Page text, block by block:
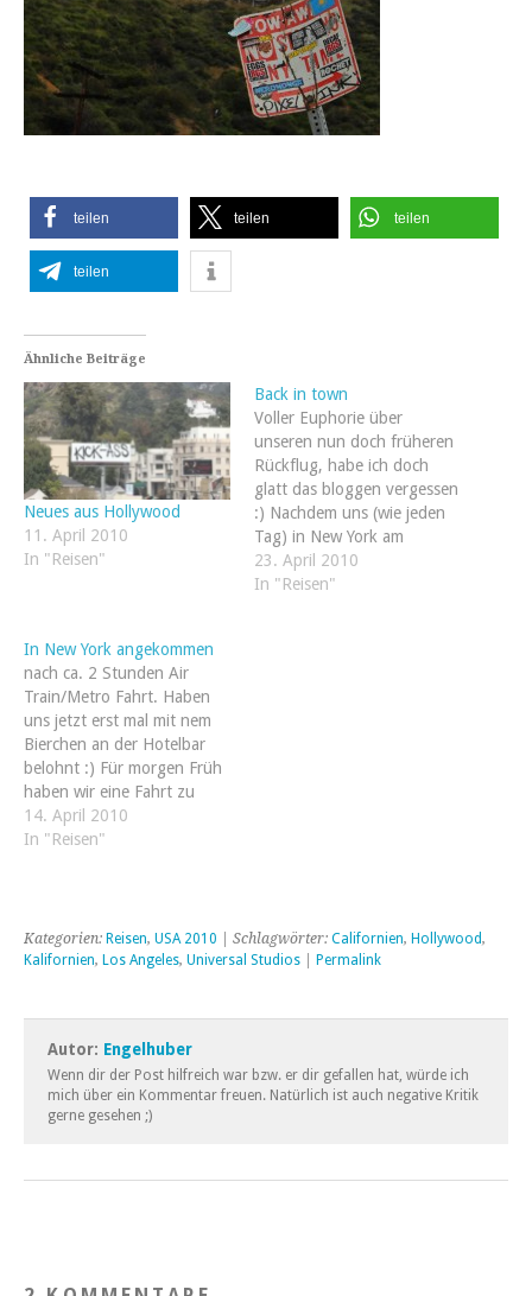
teilen teilen teilen
teilen
Ähnliche Beiträge
Neues aus Hollywood
11. April 2010
In "Reisen"
Back in town
Voller Euphorie über
unseren nun doch früheren
Rückflug, habe ich doch
glatt das bloggen vergessen
:) Nachdem uns (wie jeden
Tag) in New York am
Flughafen gesagt wurde
dass alle früheren Flüge
23. April 2010
In "Reisen"
In New York angekommen
nach ca. 2 Stunden Air
Train/Metro Fahrt. Haben
uns jetzt erst mal mit nem
Bierchen an der Hotelbar
belohnt :) Für morgen Früh
haben wir eine Fahrt zu
Liberty Island geplant.
Cheers
14. April 2010
In "Reisen"
Kategorien: Reisen, USA 2010 | Schlagwörter: Californien, Hollywood,
Kalifornien, Los Angeles, Universal Studios Permalink
Autor: Engelhuber
Wenn dir der Post hilfreich war bzw. er dir gefallen hat, würde ich
mich über ein Kommentar freuen. Natürlich ist auch negative Kritik
gerne gesehen ;)